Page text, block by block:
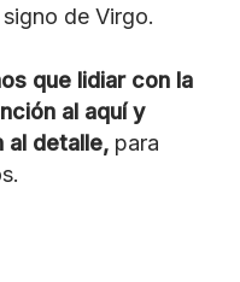
de Virgo.
que lidiar con la
al aquí y
al detalle,para